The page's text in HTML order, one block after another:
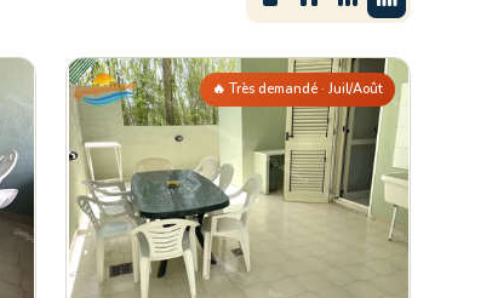
🔥 Très demandé · Juil/Août